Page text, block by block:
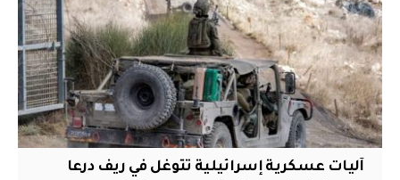
آليات عسكرية إسرائيلية تتوغل في ريف درعا